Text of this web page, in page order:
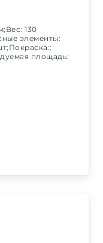
130
элементы:
площадь: